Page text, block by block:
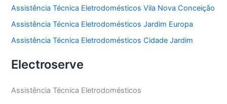
Assistência Técnica Eletrodomésticos Vila Nova Conceição
Assistência Técnica Eletrodomésticos Jardim Europa
Assistência Técnica Eletrodomésticos Cidade Jardim
Electroserve
Assistência Técnica Eletrodomésticos